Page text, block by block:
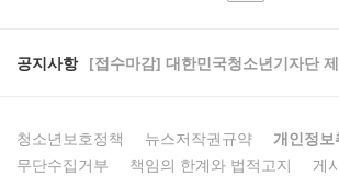
공지사항 [접수마감] 대한민국청소년기자단
청소년보호정책 뉴스저작권규약 개인정보
무단수집거부
책임의 한계와 법적고지 게